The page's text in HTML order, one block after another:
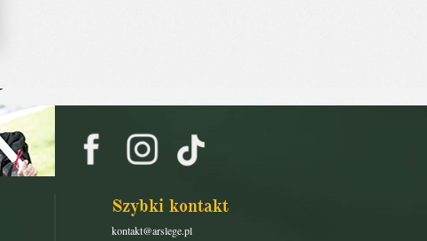
Szybki kontakt
kontakt@arslege.pl